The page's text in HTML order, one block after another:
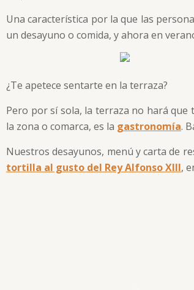
Una característica por la que las
un desayuno o comida, y ahora en
¿Te apetece sentarte en la terraza?
Pero por sí sola, la terraza no hará que
la zona o comarca, es la gastronomía.
Nuestros desayunos, menú y carta de
tortilla al gusto del Rey Alfonso XIII,